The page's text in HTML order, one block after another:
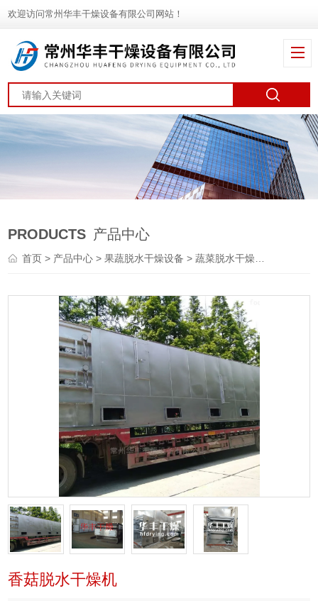
欢迎访问常州华丰干燥设备有限公司网站！
PRODUCTS 产品中心
首页> 产品中心 >果蔬脱水干燥设备 >蔬菜脱水干燥机
香菇脱水干燥机